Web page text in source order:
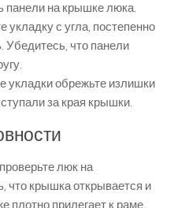
панели на крышке люка.
укладку с угла, постепенно
Убедитесь, что панели
укладки обрежьте излишки
за края крышки.
люк на
что крышка открывается и
плотно прилегает к раме.